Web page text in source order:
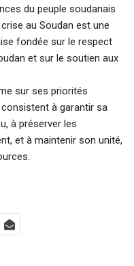
du peuple soudanais
au Soudan est une
fondée sur le respect
et sur le soutien aux
sur ses priorités
à garantir sa
à préserver les
et à maintenir son unité,